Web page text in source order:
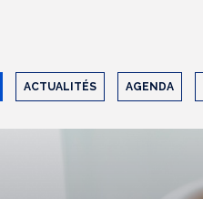
ACTUALITÉS AGENDA